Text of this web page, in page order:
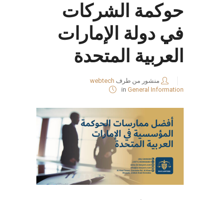
حوكمة الشركات
في دولة الإمارات
العربية المتحدة
منشور من طرف webtech
in General Information